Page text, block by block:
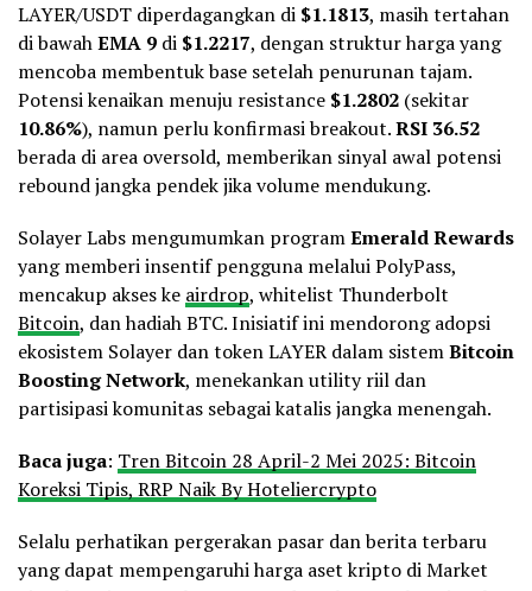
LAYER/USDT diperdagangkan di $1.1813, masih tertahan
di bawahEMA 9 di $1.2217, dengan struktur harga yang
mencoba membentuk base setelah penurunan tajam.
Potensi kenaikan menuju resistance $1.2802 (sekitar
10.86%), namun perlu konfirmasi breakout.RSI 36.52
berada di area oversold, memberikan sinyal awal potensi
rebound jangka pendek jika volume mendukung.
Solayer Labs mengumumkan programEmerald Rewards
yang memberi insentif pengguna melalui PolyPass,
mencakup akses ke airdrop, whitelist Thunderbolt
Bitcoin, dan hadiah BTC. Inisiatif ini mendorong adopsi
ekosistem Solayer dan token LAYER dalam sistemBitcoin
Boosting Network, menekankan utility riil dan
partisipasi komunitas sebagai katalis jangka menengah.
Baca juga: Tren Bitcoin 28 April-2 Mei 2025: Bitcoin
Koreksi Tipis, RRP Naik By Hoteliercrypto
Selalu perhatikan pergerakan pasar dan berita terbaru
yang dapat mempengaruhi harga aset kripto di Market